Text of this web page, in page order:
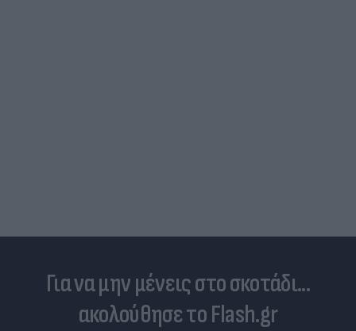
Για να μην μένεις στο σκοτάδι...
ακολούθησε το Flash.gr